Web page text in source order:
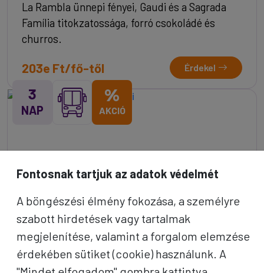
La Rambla ünnepi fényei, Gaudi és a Sagrada
Família titokzatossága, forró csokoládé és
churros.
203e Ft/fő-től Érdekel
3
NAP
%
AKCIÓ
Fontosnak tartjuk az adatok védelmét
A böngészési élmény fokozása, a személyre
szabott hirdetések vagy tartalmak
megjelenítése, valamint a forgalom elemzése
érdekében sütiket (cookie) használunk. A